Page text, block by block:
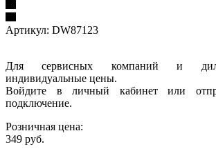
Артикул: DW87123
Для сервисных компаний и
индивидуальные цены.
Войдите в личный кабинет или
подключение.
Розничная цена:
349 руб.